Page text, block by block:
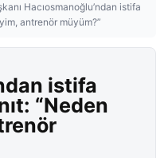
Hacıosmanoğlu’ndan istifa
antrenör müyüm?”
istifa
“Neden